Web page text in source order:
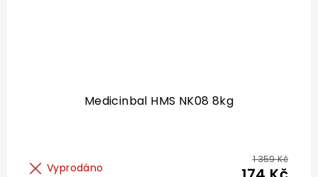
Medicinbal HMS NK08 8kg
Vyprodáno
1 359 Kč